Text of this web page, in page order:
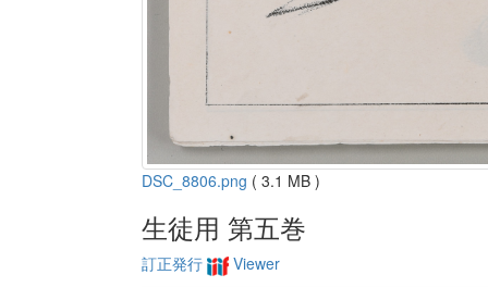
DSC_8806.png ( 3.1 MB )
生徒用 第五巻
訂正発行 Viewer